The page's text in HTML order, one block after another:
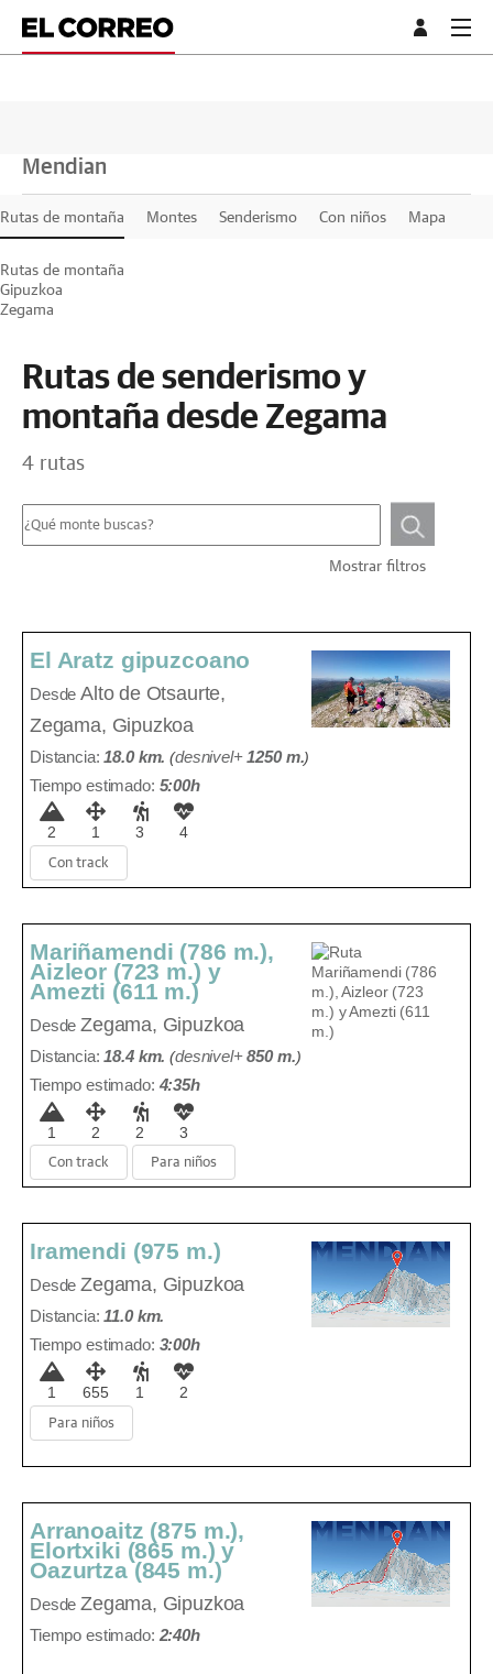
Mendian
Rutas de montaña Montes Senderismo Con niños Mapa
Rutas de montaña
Gipuzkoa
Zegama
Rutas de senderismo y
montaña desde Zegama
4 rutas
Mostrar filtros
El Aratz gipuzcoano
DesdeAlto de Otsaurte,
Zegama, Gipuzkoa
Distancia:18.0 km. (desnivel+1250 m.)
Tiempo estimado: 5:00h
2 1 3 4
Con track
Mariñamendi (786 m.),
Aizleor (723 m.) y
Amezti (611 m.)
DesdeZegama, Gipuzkoa
Distancia:18.4 km. (desnivel+850 m.)
Tiempo estimado: 4:35h
1 2 2 3
Con track Para niños
Iramendi (975 m.)
DesdeZegama, Gipuzkoa
Distancia:11.0 km.
Tiempo estimado: 3:00h
1 655 1 2
Para niños
Arranoaitz (875 m.),
Elortxiki (865 m.) y
Oazurtza (845 m.)
DesdeZegama, Gipuzkoa
Tiempo estimado: 2:40h